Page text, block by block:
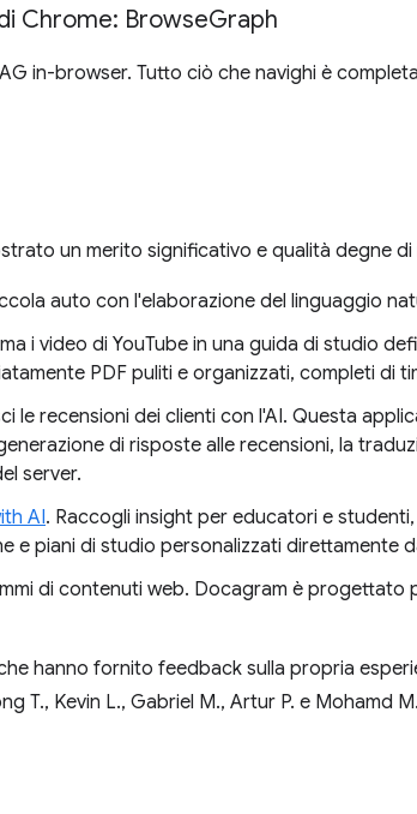
Chrome: BrowseGraph
in-browser. Tutto ciò che navighi è
un merito significativo e qualità degne di
auto con l'elaborazione del linguaggio
i video di YouTube in una guida di studio
PDF puliti e organizzati, completi di
le recensioni dei clienti con l'AI. Questa
di risposte alle recensioni, la
server.
AI. Raccogli insight per educatori e
e piani di studio personalizzati direttamente
di contenuti web. Docagram è progettato
hanno fornito feedback sulla propria
T., Kevin L., Gabriel M., Artur P. e Mohamd